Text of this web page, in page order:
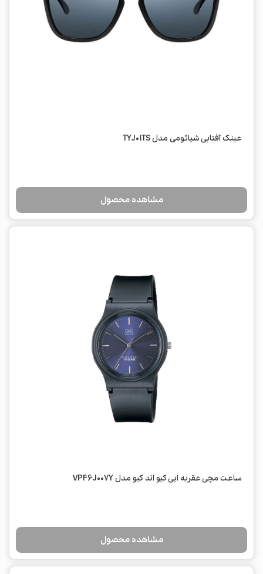
عینک آفتابی شیائومی مدل TYJ01TS
مشاهده محصول
ساعت مچی عقربه ایی کیو اند کیو مدل VP46J007Y
مشاهده محصول